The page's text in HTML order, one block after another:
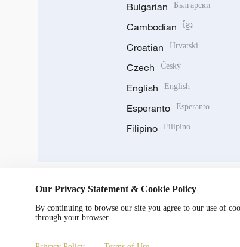
Bulgarian Български
Cambodian ខ្មែរ
Croatian Hrvatski
Czech Český
English English
Esperanto Esperanto
Filipino Filipino
DOWNLOAD OUR APP
Our Privacy Statement & Cookie Policy
By continuing to browse our site you agree to our use of
through your browser.